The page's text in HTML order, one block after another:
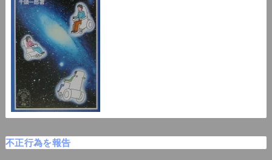
不正行為を報告